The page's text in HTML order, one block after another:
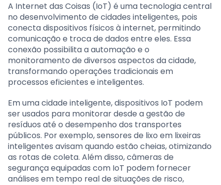
A Internet das Coisas (IoT) é uma tecnologia central
no desenvolvimento de cidades inteligentes, pois
conecta dispositivos físicos à internet, permitindo
comunicação e troca de dados entre eles. Essa
conexão possibilita a automação e o
monitoramento de diversos aspectos da cidade,
transformando operações tradicionais em
processos eficientes e inteligentes.
Em uma cidade inteligente, dispositivos IoT podem
ser usados para monitorar desde a gestão de
resíduos até o desempenho dos transportes
públicos. Por exemplo, sensores de lixo em lixeiras
inteligentes avisam quando estão cheias, otimizando
as rotas de coleta. Além disso, câmeras de
segurança equipadas com IoT podem fornecer
análises em tempo real de situações de risco,